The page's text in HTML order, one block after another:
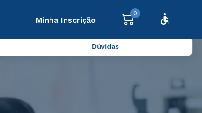
Minha Inscrição
0
Dúvidas